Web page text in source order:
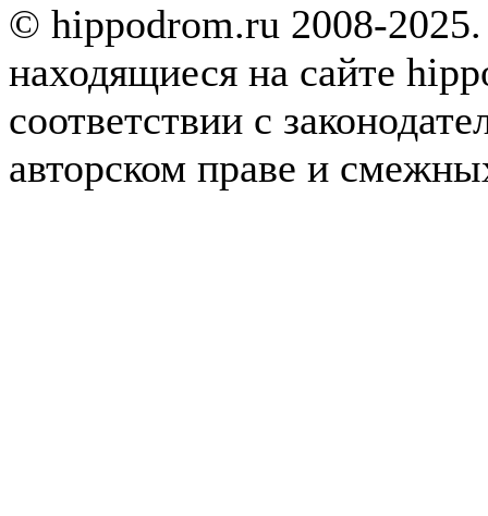
© hippodrom.ru 2008-
находящиеся на сайте
соответствии с
авторском праве и